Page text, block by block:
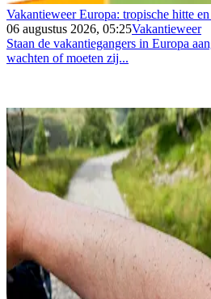
Vakantieweer Europa: tropische hitte
06 augustus 2026, 05:25Vakantieweer
Staan de vakantiegangers in Europa
wachten of moeten zij...